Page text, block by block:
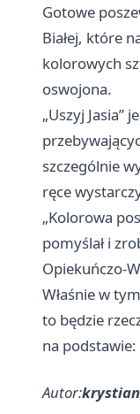
Gotowe
Białej, które
kolorowych
oswojona.
„Uszyj Jasia”
szczególnie
ręce
„Kolorowa
pomyślał i
Opiekuńczo-
Właśnie w
to będzie
na podstawie:
Autor:krystian